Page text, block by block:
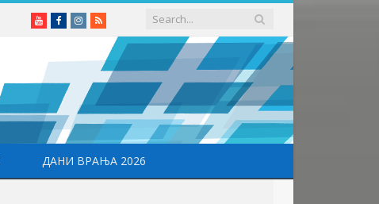
YoutubeFacebookInstagram
RSS
ДАНИ ВРАЊА 2026